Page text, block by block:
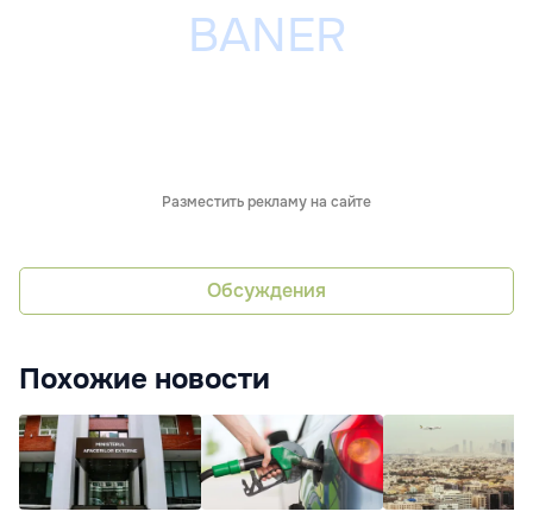
Разместить рекламу на сайте
Обсуждения
Похожие новости